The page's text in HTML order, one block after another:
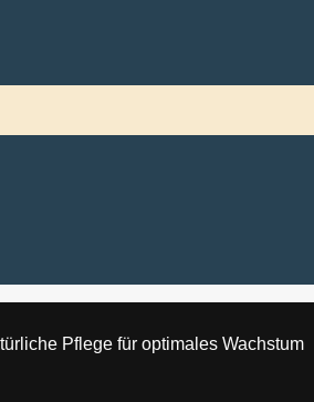
Pflege für optimales Wachstum